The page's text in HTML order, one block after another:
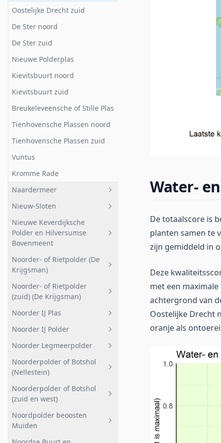
Zuid
Oostelijke Drecht zuid
De Ster noord
De Ster zuid
Nieuwe Polderplas
Kievitsbuurt noord
Kievitsbuurt zuid
Breukeleveensche of Stille Plas
Tienhovensche Plassen noord
Tienhovensche Plassen zuid
Vuntus
Kromme Rade
Naardermeer
Geheel afwateringsgebied
Binnezij Spookgat
Groote Meer noord
Groote Meer zuid-oost
Veertigmorgen
Wijde- of Bovenste Blik
Nieuw-Sloten
Geheel afwateringsgebied
Nieuw-Sloten
Plesmanstrook
Nieuwe Keverdijksche
Polder en Hilversumse
Bovenmeent
Geheel afwateringsgebied
Meerlanden Landbouw zuid-
oost
Hilversumse Bovenmeent
Landbouw zuid en noord
Meerlanden
Noorder- of Rietpolder (De
Krijgsman)
Geheel afwateringsgebied
Noorder- of Rietpolder
(zuid) (De Krijgsman)
Geheel afwateringsgebied
Noorder- of Rietpolder (zuid)
(De Krijgsman)
Noorder IJ Plas
Geheel afwateringsgebied
Noorder IJ Plas
Noorder IJ Polder
Geheel afwateringsgebied
Noorder IJ Polder
Noorder Legmeerpolder
Geheel afwateringsgebied
Bovenkerk
Uithoorn
Amstelzijde
Noorderpolder of Botshol
(Nellestein)
Geheel afwateringsgebied
Natuurgebied
Noorderpolder of Botshol
(zuid en west)
Geheel afwateringsgebied
Noordpolder beoosten
Muiden
Water-
De totaalscore is
planten samen te
zijn gemiddeld in
Deze
met een
achtergrond van
Oostelijke Drecht
oranje als